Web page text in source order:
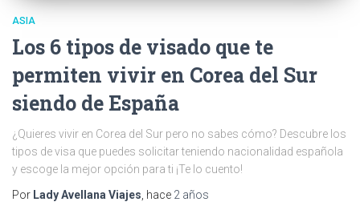
ASIA
Los 6 tipos de visado que te
permiten vivir en Corea del Sur
siendo de España
¿Quieres vivir en Corea del Sur pero no sabes cómo? Descubre los
tipos de visa que puedes solicitar teniendo nacionalidad española
y escoge la mejor opción para ti ¡Te lo cuento!
Por Lady Avellana Viajes, hace 2 años